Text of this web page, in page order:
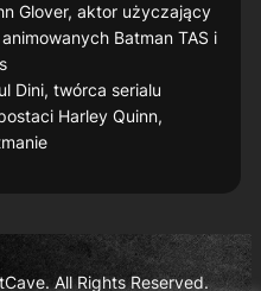
Glover, aktor użyczający
Batman TAS i
Dini, twórca serialu
Harley Quinn,
All Rights Reserved.